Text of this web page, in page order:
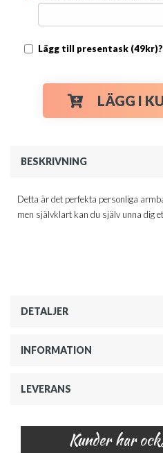
Lägg till presentask (49kr)?
LÄGG I
BESKRIVNING
Detta är det perfekta personliga
men självklart kan du själv unna dig
DETALJER
INFORMATION
LEVERANS
Kunder har